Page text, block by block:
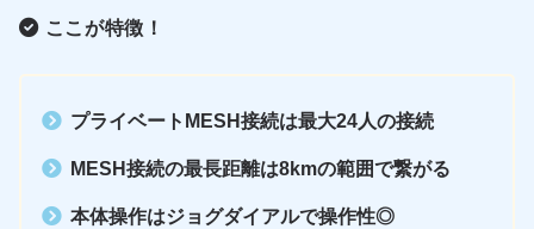
ここが特徴！
プライベートMESH接続は最大24人の接続
MESH接続の最長距離は8kmの範囲で繋がる
本体操作はジョグダイアルで操作性◎